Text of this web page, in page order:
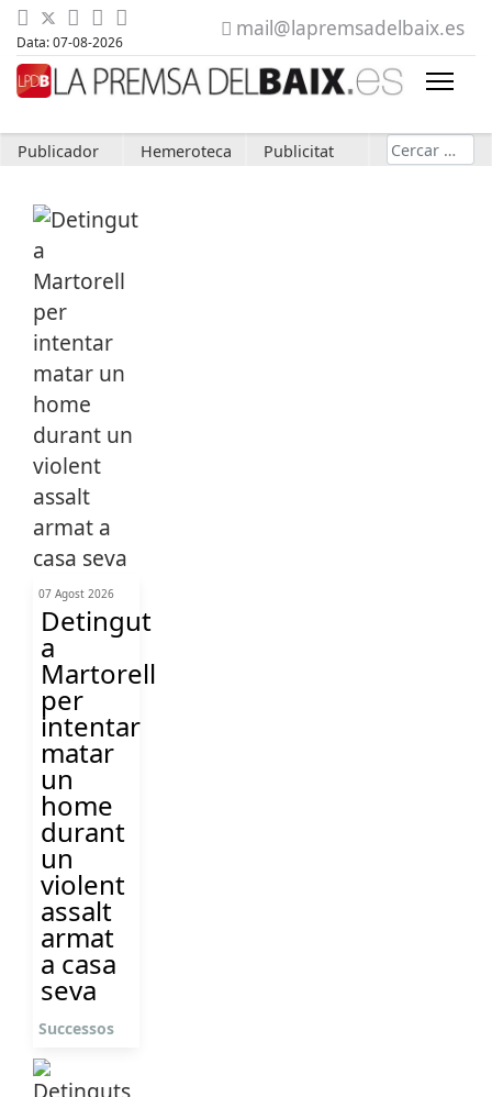
Data: 07-08-2026
mail@lapremsadelbaix.es
Publicador Hemeroteca Publicitat Cerca
07 Agost 2026
Detingut
a
Martorell
per
intentar
matar
un
home
durant
un
violent
assalt
armat
a casa
seva
Successos